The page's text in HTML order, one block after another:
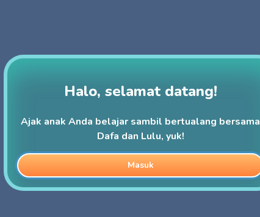
Halo, selamat datang!
Ajak anak Anda belajar sambil bertualang bersama
Dafa dan Lulu, yuk!
Masuk